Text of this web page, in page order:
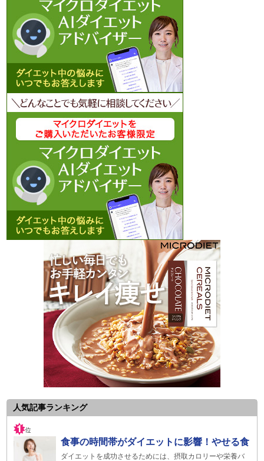
人気記事ランキング
食事の時間帯がダイエットに影響！やせる食
ダイエットを成功させるためには、摂取カロリーや栄養バ